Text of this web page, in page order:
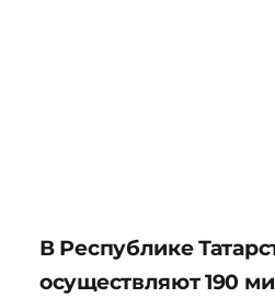
В Республике
осуществляют 190